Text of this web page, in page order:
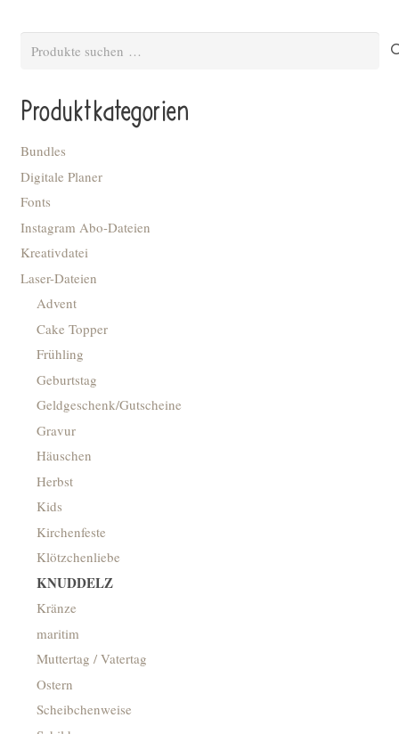
Suchen
Produktkategorien
Bundles
Digitale Planer
Fonts
Instagram Abo-Dateien
Kreativdatei
Laser-Dateien
Advent
Cake Topper
Frühling
Geburtstag
Geldgeschenk/Gutscheine
Gravur
Häuschen
Herbst
Kids
Kirchenfeste
Klötzchenliebe
KNUDDELZ
Kränze
maritim
Muttertag / Vatertag
Ostern
Scheibchenweise